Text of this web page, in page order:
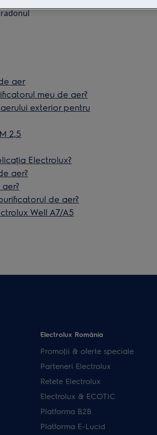
aer
meu de aer?
exterior pentru
2,5
Electrolux?
aer?
de aer?
Well A7/A5
Electrolux România
Promoţii & oferte speciale
Parteneri Electrolux
Retete Electrolux
Electrolux & ECOTIC
Platforma B2B
Platforma E-Lucid